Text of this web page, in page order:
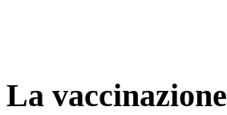
La vaccinazione